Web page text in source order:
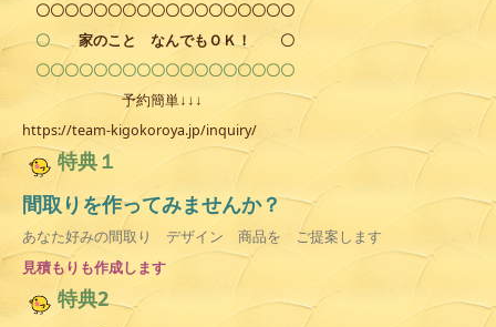
〇〇〇〇〇〇〇〇〇〇〇〇〇〇〇〇〇〇
〇 家のこと なんでもＯＫ！
〇
〇〇〇〇〇〇〇〇〇〇〇〇〇〇〇〇〇〇
予約簡単↓↓↓
https://team-kigokoroya.jp/inquiry/
特典１
間取りを作ってみませんか？
あなた好みの間取り デザイン 商品を ご提案します
見積もりも作成します
特典2